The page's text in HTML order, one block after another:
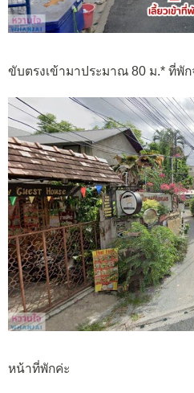
ขับตรงเข้ามาประมาณ 80 ม.* ที่พั
หน้าที่พักค่ะ